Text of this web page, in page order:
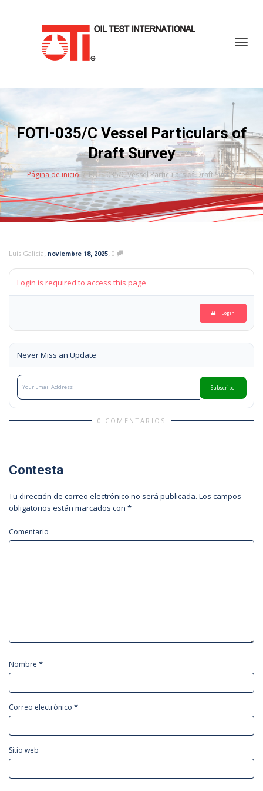
FOTI-035/C Vessel Particulars of
Draft Survey
Página de inicio FOTI-035/C Vessel Particulars of Draft Survey
Luis Galicia, noviembre 18, 2025, 0
Login is required to access this page
Login
Never Miss an Update
Subscribe
0 COMENTARIOS
Contesta
Tu dirección de correo electrónico no será publicada. Los campos
obligatorios están marcados con *
Comentario
Nombre *
Correo electrónico *
Sitio web